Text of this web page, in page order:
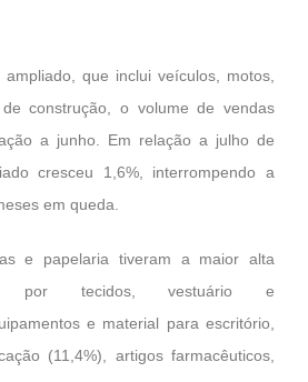
ampliado, que inclui veículos, motos,
construção, o volume de vendas
a junho. Em relação a julho de
cresceu 1,6%, interrompendo a
em queda.
e papelaria tiveram a maior alta
por tecidos, vestuário e
e material para escritório,
(11,4%), artigos farmacêuticos,